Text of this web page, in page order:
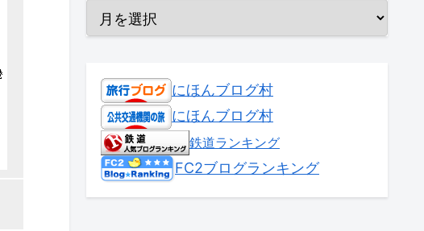
にほんブログ村
にほんブログ村
鉄道ランキング
FC2ブログランキング